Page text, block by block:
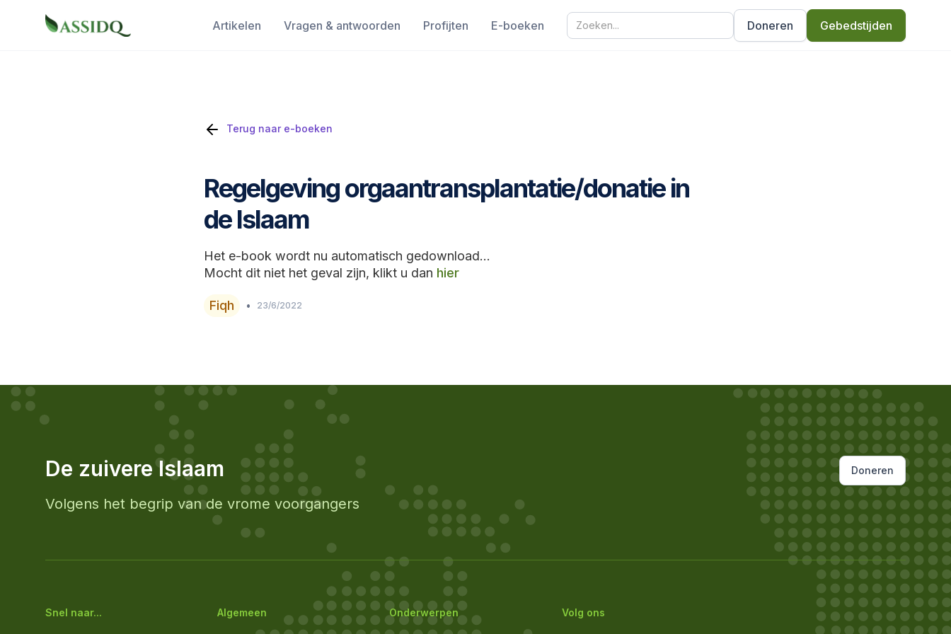
Artikelen Vragen & antwoorden Profijten E-boeken Doneren Gebedstijden
Terug naar e-boeken
Regelgeving orgaantransplantatie/donatie in
de Islaam
Het e-book wordt nu automatisch gedownload...
Mocht dit niet het geval zijn, klikt u dan hier
Fiqh • 23/6/2022
De zuivere Islaam
Volgens het begrip van de vrome voorgangers
Doneren
Snel naar... Algemeen Onderwerpen Volg ons